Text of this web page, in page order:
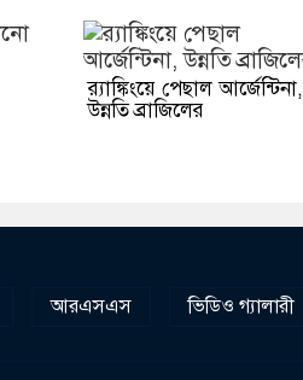
র‌্যাঙ্কিংয়ে পেছাল আর্জেন্টিনা,
উন্নতি ব্রাজিলের
আরএসএস ভিডিও গ্যালারী